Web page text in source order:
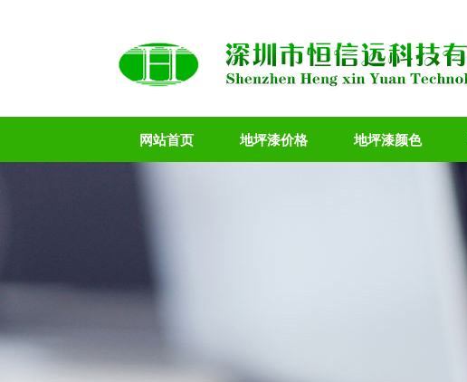
网站首页 地坪漆价格 地坪漆颜色